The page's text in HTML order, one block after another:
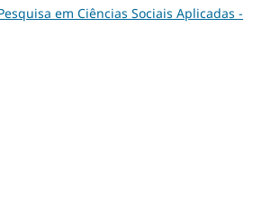
em Ciências Sociais Aplicadas -